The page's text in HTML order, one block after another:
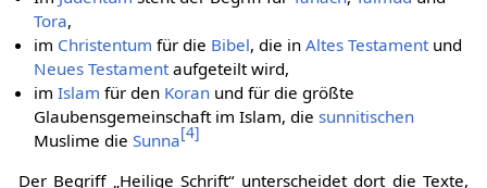
Tora,
im Christentum für die Bibel, die inAltes Testament und
Neues Testament aufgeteilt wird,
imIslam für den Koran und für die größte
Glaubensgemeinschaft im Islam, diesunnitischen
Muslime dieSunna[4]
Der Begriff „Heilige Schrift“ unterscheidet dort die Texte,